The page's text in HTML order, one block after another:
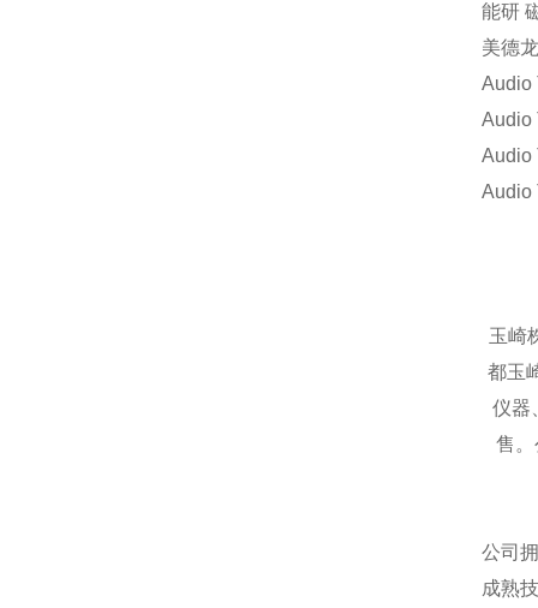
能研
美德
Audio
Audio
Audio
玉崎
都玉
仪器
售
公司
成熟